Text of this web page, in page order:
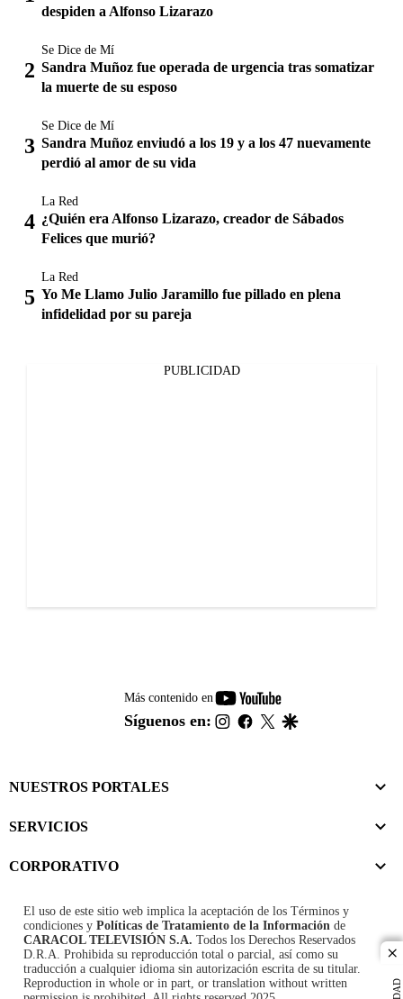
despiden a Alfonso Lizarazo
Se Dice de Mí
Sandra Muñoz fue operada de urgencia tras somatizar
la muerte de su esposo
Se Dice de Mí
Sandra Muñoz enviudó a los 19 y a los 47 nuevamente
perdió al amor de su vida
La Red
¿Quién era Alfonso Lizarazo, creador de Sábados
Felices que murió?
La Red
Yo Me Llamo Julio Jaramillo fue pillado en plena
infidelidad por su pareja
PUBLICIDAD
Más contenido en
youtube-
footer
Síguenos en: instagram
facebook
twitter
NUESTROS PORTALES
SERVICIOS
CORPORATIVO
El uso de este sitio web implica la aceptación de los Términos y
condiciones y Políticas de Tratamiento de la Información de
CARACOL TELEVISIÓN S.A. Todos los Derechos Reservados
D.R.A. Prohibida su reproducción total o parcial, así como su
traducción a cualquier idioma sin autorización escrita de su titular.
Reproduction in whole or in part, or translation without written